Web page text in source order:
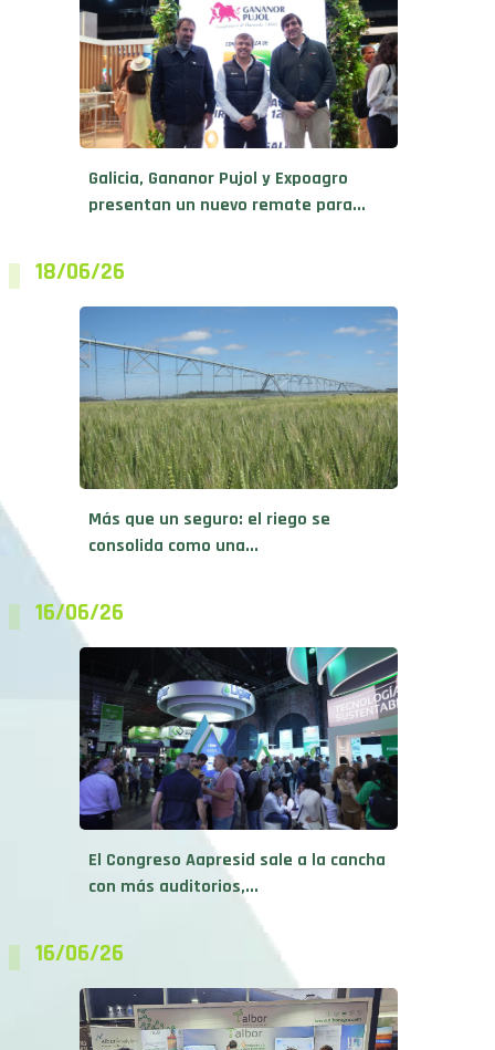
Galicia, Gananor Pujol y Expoagro
presentan un nuevo remate para...
18/06/26
Más que un seguro: el riego se
consolida como una...
16/06/26
El Congreso Aapresid sale a la cancha
con más auditorios,...
16/06/26